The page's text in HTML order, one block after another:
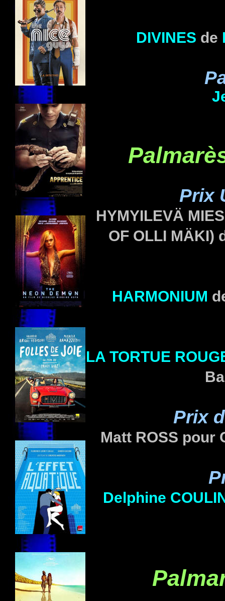
DIVINES de
Prix
HYMYILEVÄ
OF OLLI MÄKI)
HARMONIUM
LA TORTUE
Prix
Matt ROSS pour
Delphine